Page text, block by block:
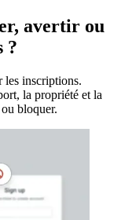
avertir ou
?
les inscriptions.
la propriété et la
bloquer.